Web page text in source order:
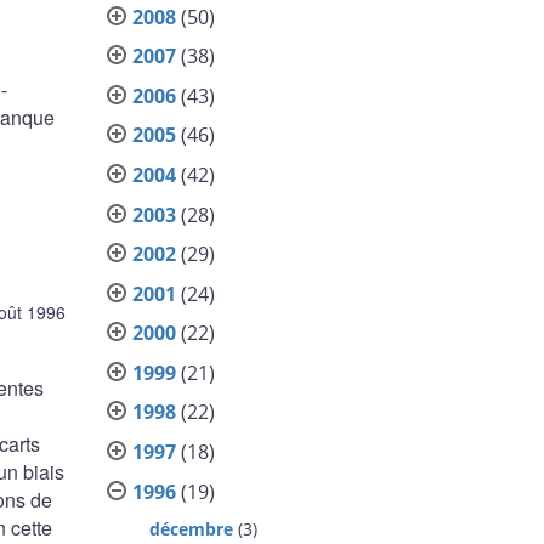
1996
biais
de
cette
2008(50)
2007(38)
2006(43)
2005(46)
2004(42)
2003(28)
2002(29)
2001 (24)
2000(22)
1999(21)
1998(22)
1997(18)
1996(19)
décembre (3)